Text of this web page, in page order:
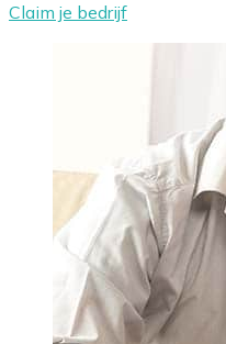
Claim je bedrijf